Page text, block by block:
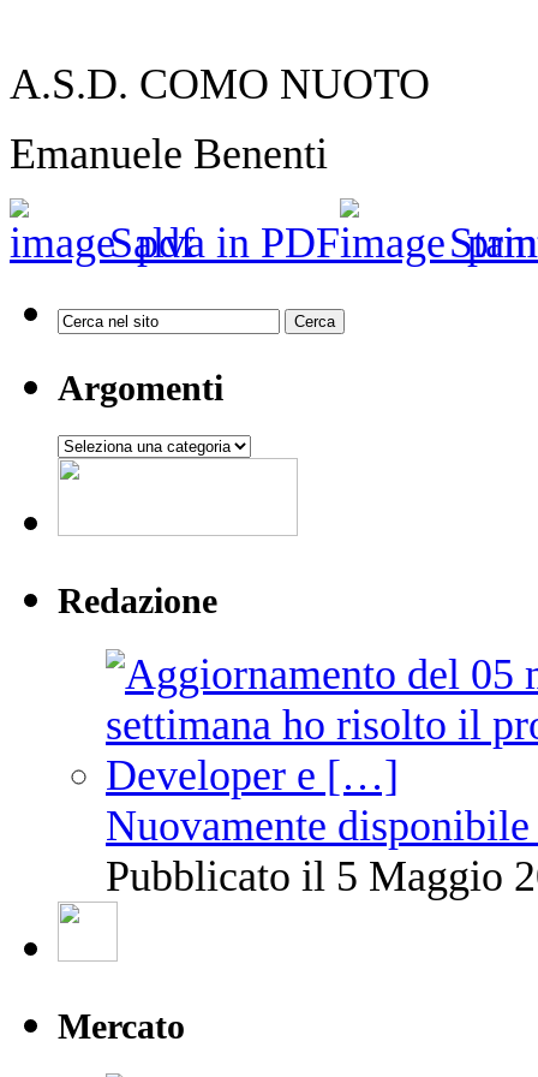
A.S.D. COMO NUOTO
Emanuele Benenti
Salva in PDF
Argomenti
Argomenti
Redazione
Nuovamente
Pubblicato il 5 Maggio
Mercato